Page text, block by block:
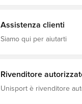
Assistenza clienti
Siamo qui per aiutarti
Rivenditore
Unisport è rivenditore